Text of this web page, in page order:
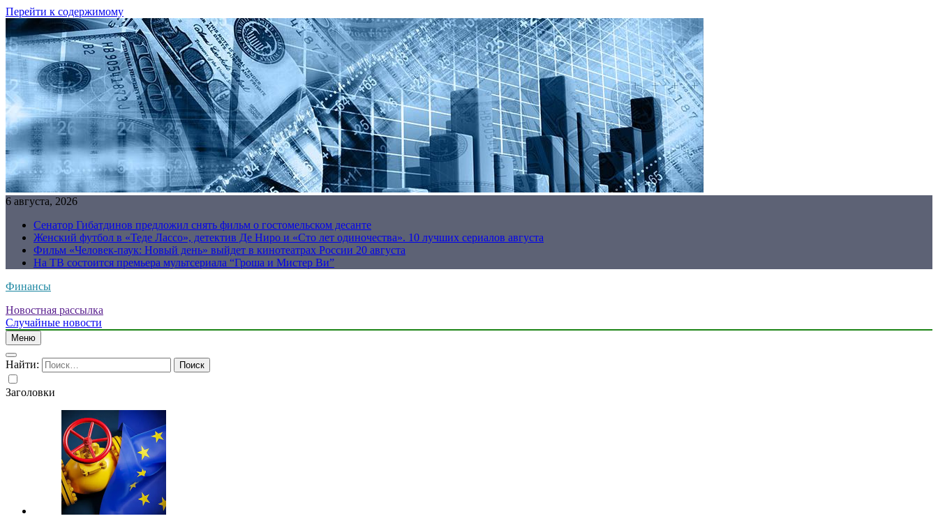
Перейти к содержимому
6 августа, 2026
Сенатор Гибатдинов предложил снять фильм о гостомельском десанте
Женский футбол в «Теде Лассо», детектив Де Ниро и «Сто лет одиночества». 10 лучших сериалов августа
Фильм «Человек-паук: Новый день» выйдет в кинотеатрах России 20 августа
На ТВ состоится премьера мультсериала “Гроша и Мистер Ви”
Финансы
Новостная рассылка
Случайные новости
Меню
Найти:
Заголовки